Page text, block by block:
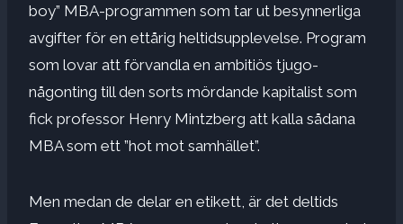
boy” MBA-programmen som tar ut besynnerliga
avgifter för en ettårig heltidsupplevelse. Program
som lovar att förvandla en ambitiös tjugo-
någonting till den sorts mördande kapitalist som
fick professor Henry Mintzberg att kalla sådana
MBA som ett ”hot mot samhället”.
Men medan de delar en etikett, är det deltids